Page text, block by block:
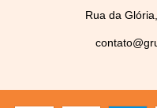
Rua da